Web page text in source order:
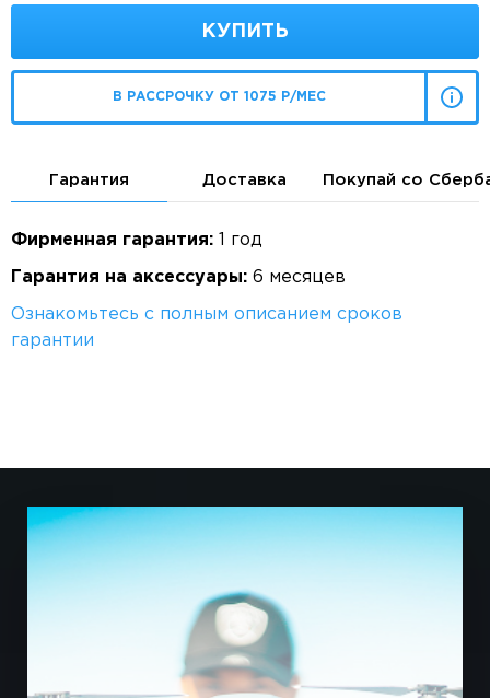
КУПИТЬ
В РАССРОЧКУ ОТ 1075 Р/МЕС
Гарантия Доставка Покупай со
Фирменная гарантия: 1 год
Гарантия на аксессуары: 6 месяцев
Ознакомьтесь с полным описанием сроков
гарантии